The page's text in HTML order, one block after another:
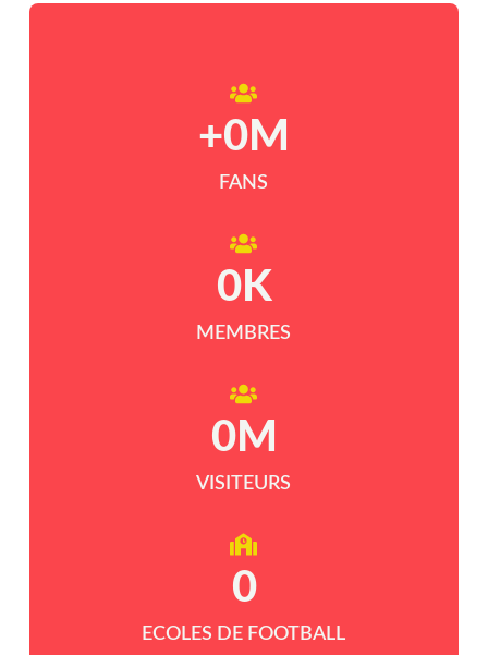
FANS
+0 M
MEMBRES
0K
VISITEURS
0M
ECOLES DE FOOTBALL
0